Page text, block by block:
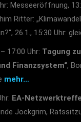
Messeeröffnung,
Ritter:
26.1., 15:30 Uhr:
17:00 Uhr: Tagung
Finanzsystem“,
mehr…
EA-
Jockgrim,